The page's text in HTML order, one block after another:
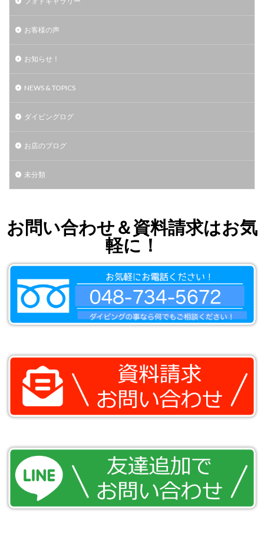
お客様の声
お知らせ！
NEWS & TOPICS
ダイビングログ
お店のブログ
未分類
お問い合わせ＆資料請求はお気
軽に！